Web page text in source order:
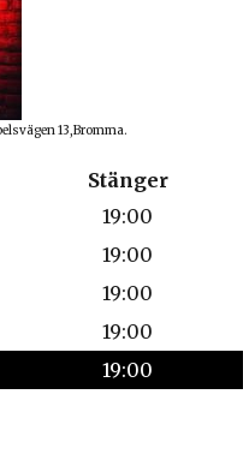
13,Bromma.
Stänger
19:00
19:00
19:00
19:00
19:00